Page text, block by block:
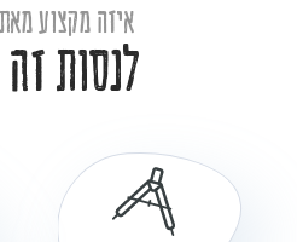
איזה מקצוע
לנסות